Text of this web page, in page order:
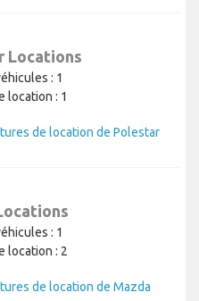
Locations
: 1
location : 1
de location de Polestar
: 1
location : 2
de location de Mazda